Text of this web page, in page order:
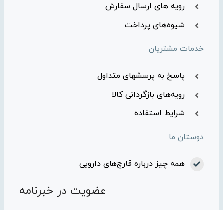
رویه های ارسال سفارش
شیوه‌های پرداخت
خدمات مشتریان
پاسخ به پرسشهای متداول
رویه‌های بازگردانی کالا
شرایط استفاده
دوستان ما
همه چیز درباره قارچ‌های دارویی
عضویت در خبرنامه